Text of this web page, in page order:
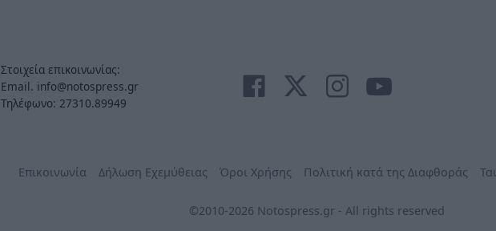
Στοιχεία επικοινωνίας:
Email. info@notospress.gr
Τηλέφωνο: 27310.89949
Επικοινωνία Δήλωση Εχεμύθειας Όροι Χρήσης Πολιτική κατά της Διαφθοράς
©2010-2026 Notospress.gr - All rights reserved